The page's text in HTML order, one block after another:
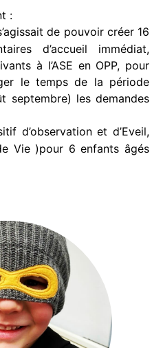
:
de pouvoir créer 16
d’accueil immédiat,
à l’ASE en OPP, pour
le temps de la période
septembre) les demandes
d’observation et d’Eveil,
Vie )pour 6 enfants âgés